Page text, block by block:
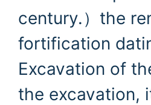
century.）the
fortification
Excavation of
the excavation,